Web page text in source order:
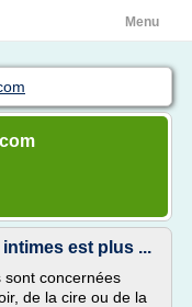
Menu
est plus ...
sont concernées
de la cire ou de la